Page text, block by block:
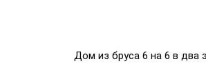
Дом из бруса 6 на 6 в два